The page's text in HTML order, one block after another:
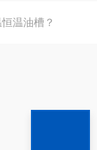
温油槽？